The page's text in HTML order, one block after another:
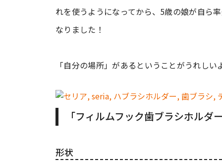
れを使うようになってから、5歳の娘が自ら
なりました！
「自分の場所」があるということがうれし
「フィルムフック歯ブラシホルダ
形状